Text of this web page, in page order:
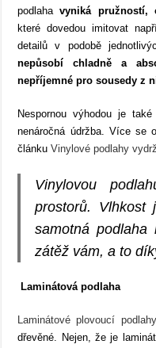
podlahavyniká pružností,
které dovedou imitovat
detailů v podobě
nepůsobí chladně a
nepříjemné pro sousedy z
Nespornou výhodou je
nenáročná údržba. Více se
článkuVinylové podlahy
Vinylovou
prostorů. Vlhkost
samotná
zátěž vám, a to
Laminátová podlaha
Laminátové plovoucí podlahy
dřevěné. Nejen, že je